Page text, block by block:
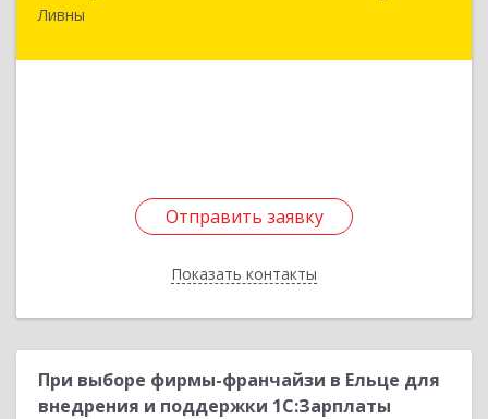
Ливны
Отправить заявку
Показать контакты
303851, Орловская обл, Ливны г, Гайдара ул,
Отправить заявку
Назад
При выборе фирмы-франчайзи в Ельце для
внедрения и поддержки 1С:Зарплаты